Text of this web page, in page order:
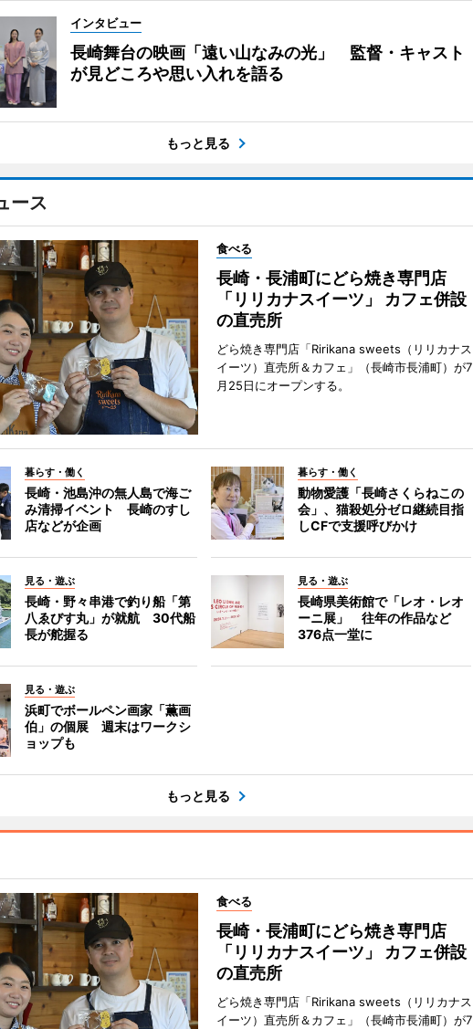
インタビュー
長崎舞台の映画「遠い山なみの光」 監督・キャスト
が見どころや思い入れを語る
もっと見る
ース
食べる
長崎・長浦町にどら焼き専門店
「リリカナスイーツ」 カフェ併設
の直売所
どら焼き専門店「Ririkana sweets（リリカナス
イーツ）直売所＆カフェ」（長崎市長浦町）が7
月25日にオープンする。
暮らす・働く
長崎・池島沖の無人島で海ご
み清掃イベント 長崎のすし
店などが企画
暮らす・働く
動物愛護「長崎さくらねこの
会」、猫殺処分ゼロ継続目指
しCFで支援呼びかけ
見る・遊ぶ
長崎・野々串港で釣り船「第
八ゑびす丸」が就航 30代船
長が舵握る
見る・遊ぶ
長崎県美術館で「レオ・レオ
ーニ展」 往年の作品など
376点一堂に
見る・遊ぶ
浜町でボールペン画家「薫画
伯」の個展 週末はワークシ
ョップも
もっと見る
食べる
長崎・長浦町にどら焼き専門店
「リリカナスイーツ」 カフェ併設
の直売所
どら焼き専門店「Ririkana sweets（リリカナス
イーツ）直売所＆カフェ」（長崎市長浦町）が7